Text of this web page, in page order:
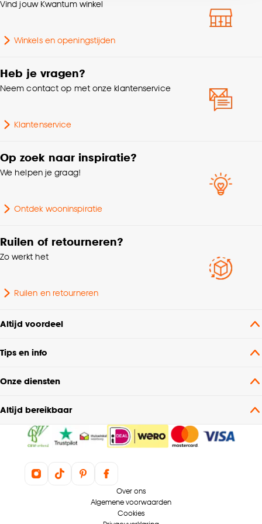
accepteren door op ‘Cookies aanpassen’ te
kan aanpassen, bekijk hiervoor onze
cookieverklaring
Aantal stuks
Serie
Vind jouw Kwantum winkel
Winkels en openingstijden
Heb je vragen?
Neem contact op met onze klantenservice
Klantenservice
Op zoek naar inspiratie?
We helpen je graag!
Ontdek wooninspiratie
Ruilen of retourneren?
Zo werkt het
Ruilen en retourneren
Altijd voordeel
Tips en info
Onze diensten
Altijd bereikbaar
Over ons
Algemene voorwaarden
Cookies